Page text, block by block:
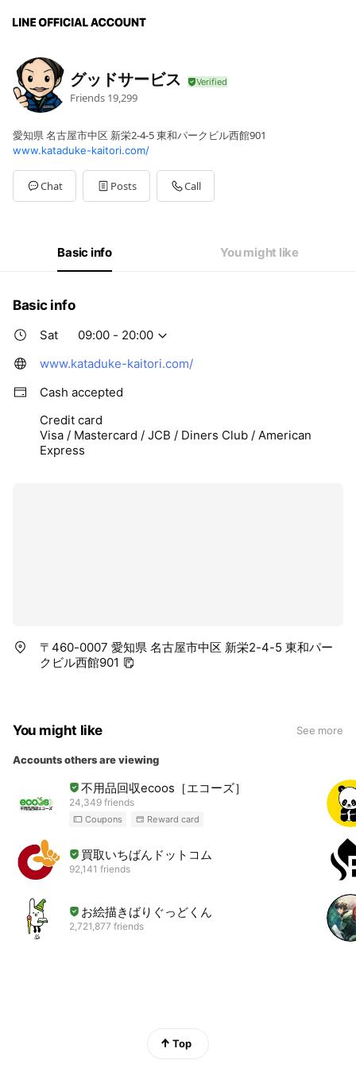
グッドサービス
Friends 19,299
愛知県 名古屋市中区 新栄2-4-5 東和パークビル西館901
www.kataduke-kaitori.com/
Chat Posts Call
Basic info You might like
Basic info
Sat
09:00 - 20:00
www.kataduke-kaitori.com/
Cash accepted
Credit card
Visa / Mastercard / JCB / Diners Club / American
Express
〒460-0007 愛知県 名古屋市中区 新栄2-4-5 東和パー
クビル西館901
You might like See more
Accounts others are viewing
不用品回収ecoos［エコーズ］
24,349 friends
Coupons Reward card
買取いちばんドットコム
92,141 friends
お絵描きばりぐっどくん
2,721,877 friends
Top